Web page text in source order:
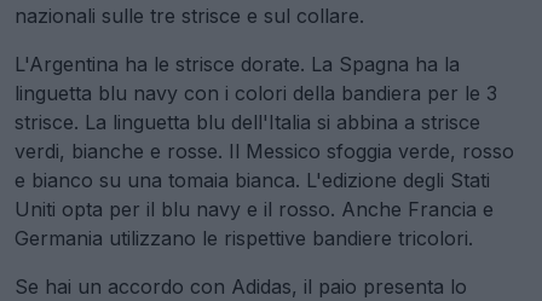
nazionali sulle tre strisce e sul collare.
L'Argentina ha le strisce dorate. La Spagna ha la
linguetta blu navy con i colori della bandiera per le 3
strisce. La linguetta blu dell'Italia si abbina a strisce
verdi, bianche e rosse. Il Messico sfoggia verde, rosso
e bianco su una tomaia bianca. L'edizione degli Stati
Uniti opta per il blu navy e il rosso. Anche Francia e
Germania utilizzano le rispettive bandiere tricolori.
Se hai un accordo con Adidas, il paio presenta lo